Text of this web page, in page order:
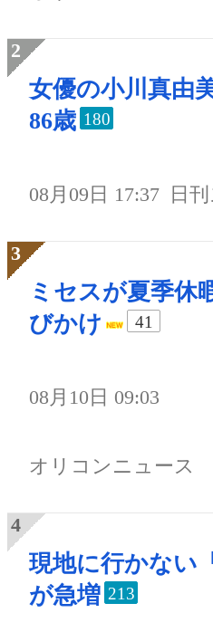
女優の小川真由
86歳 180
08月09日 17:37 日
ミセスが夏季休
びかけ
41
08月10日 09:03
オリコンニュース
現地に行かない
が急増 213